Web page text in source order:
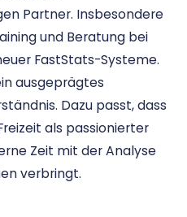
Partner. Insbesondere
und Beratung bei
FastStats-Systeme.
ausgeprägtes
Dazu passt, dass
als passionierter
Zeit mit der Analyse
verbringt.